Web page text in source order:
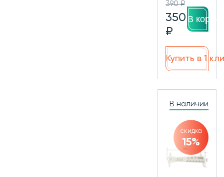
390 ₽
350
₽
В
Купить в 1
В наличии
скидка
15%